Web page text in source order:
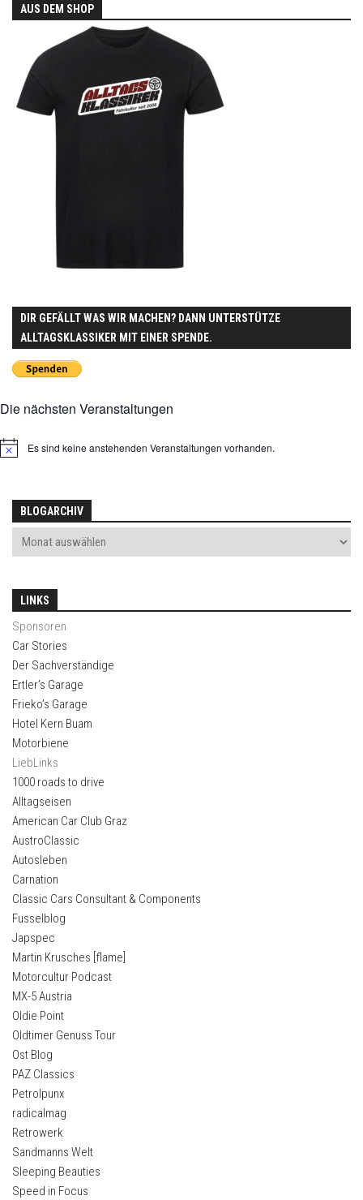
AUS DEM SHOP
DIR GEFÄLLT WAS WIR MACHEN? DANN UNTERSTÜTZE
ALLTAGSKLASSIKER MIT EINER SPENDE.
Die nächsten Veranstaltungen
HinweisEs sind keine anstehenden Veranstaltungen vorhanden.
BLOGARCHIV
LINKS
Sponsoren
Car Stories
Der Sachverständige
Ertler’s Garage
Frieko’s Garage
Hotel Kern Buam
Motorbiene
LiebLinks
1000 roads to drive
Alltagseisen
American Car Club Graz
AustroClassic
Autosleben
Carnation
Classic Cars Consultant & Components
Fusselblog
Japspec
Martin Krusches [flame]
Motorcultur Podcast
MX-5 Austria
Oldie Point
Oldtimer Genuss Tour
Ost Blog
PAZ Classics
Petrolpunx
radicalmag
Retrowerk
Sandmanns Welt
Sleeping Beauties
Speed in Focus